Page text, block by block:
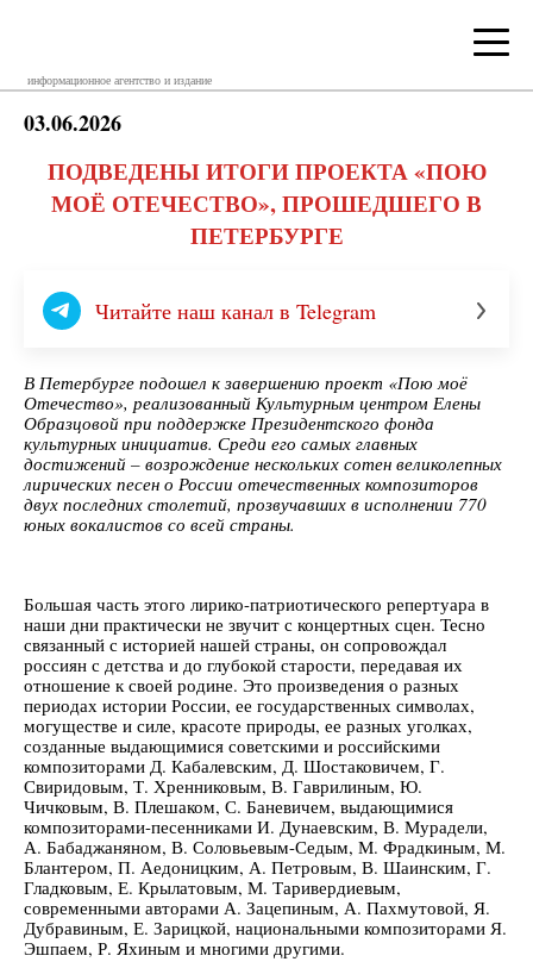
информационное агентство и издание
03.06.2026
ПОДВЕДЕНЫ ИТОГИ ПРОЕКТА «ПОЮ
МОЁ ОТЕЧЕСТВО», ПРОШЕДШЕГО В
ПЕТЕРБУРГЕ
Читайте наш канал в Telegram
В Петербурге подошел к завершению проект «Пою моё
Отечество», реализованный Культурным центром Елены
Образцовой при поддержке Президентского фонда
культурных инициатив. Среди его самых главных
достижений – возрождение нескольких сотен великолепных
лирических песен о России отечественных композиторов
двух последних столетий, прозвучавших в исполнении 770
юных вокалистов со всей страны.
Большая часть этого лирико-патриотического репертуара в
наши дни практически не звучит с концертных сцен. Тесно
связанный с историей нашей страны, он сопровождал
россиян с детства и до глубокой старости, передавая их
отношение к своей родине. Это произведения о разных
периодах истории России, ее государственных символах,
могуществе и силе, красоте природы, ее разных уголках,
созданные выдающимися советскими и российскими
композиторами Д. Кабалевским, Д. Шостаковичем, Г.
Свиридовым, Т. Хренниковым, В. Гаврилиным, Ю.
Чичковым, В. Плешаком, С. Баневичем, выдающимися
композиторами-песенниками И. Дунаевским, В. Мурадели,
А. Бабаджаняном, В. Соловьевым-Седым, М. Фрадкиным, М.
Блантером, П. Аедоницким, А. Петровым, В. Шаинским, Г.
Гладковым, Е. Крылатовым, М. Таривердиевым,
современными авторами А. Зацепиным, А. Пахмутовой, Я.
Дубравиным, Е. Зарицкой, национальными композиторами Я.
Эшпаем, Р. Яхиным и многими другими.